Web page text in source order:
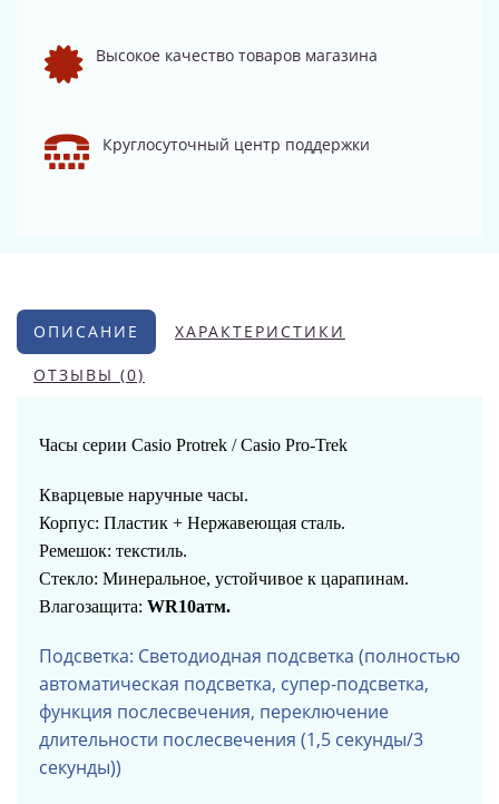
Высокое качество товаров магазина
Круглосуточный центр поддержки
ОПИСАНИЕ ХАРАКТЕРИСТИКИ
ОТЗЫВЫ (0)
Часы серии Casio Protrek / Casio Pro-Trek
Кварцевые наручные часы.
Корпус: Пластик + Нержавеющая сталь.
Ремешок: текстиль.
Стекло: Минеральное, устойчивое к царапинам.
Влагозащита: WR10атм.
Подсветка: Светодиодная подсветка (полностью
автоматическая подсветка, супер-подсветка,
функция послесвечения, переключение
длительности послесвечения (1,5 секунды/3
секунды))